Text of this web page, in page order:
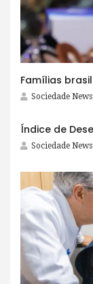
Sociedade News
Sociedade News